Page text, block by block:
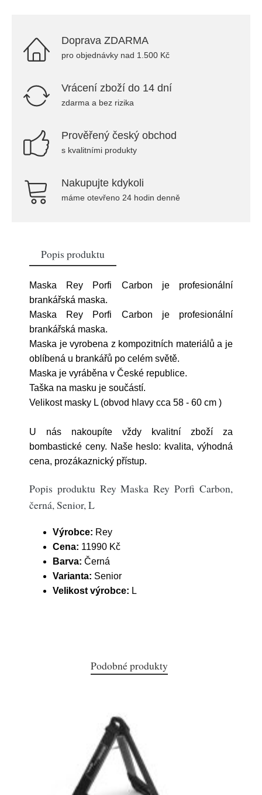
Doprava ZDARMA
pro objednávky nad 1.500 Kč
Vrácení zboží do 14 dní
zdarma a bez rizika
Prověřený český obchod
s kvalitními produkty
Nakupujte kdykoli
máme otevřeno 24 hodin denně
Popis produktu
Maska Rey Porfi Carbon je profesionální
brankářská maska.
Maska Rey Porfi Carbon je profesionální
brankářská maska.
Maska je vyrobena z kompozitních materiálů a je
oblíbená u brankářů po celém světě.
Maska je vyráběna v České republice.
Taška na masku je součástí.
Velikost masky L (obvod hlavy cca 58 - 60 cm )
U nás nakoupíte vždy kvalitní zboží za
bombastické ceny. Naše heslo: kvalita, výhodná
cena, prozákaznický přístup.
Popis produktu Rey Maska Rey Porfi Carbon,
černá, Senior, L
Výrobce: Rey
Cena: 11990 Kč
Barva: Černá
Varianta: Senior
Velikost výrobce: L
Podobné produkty